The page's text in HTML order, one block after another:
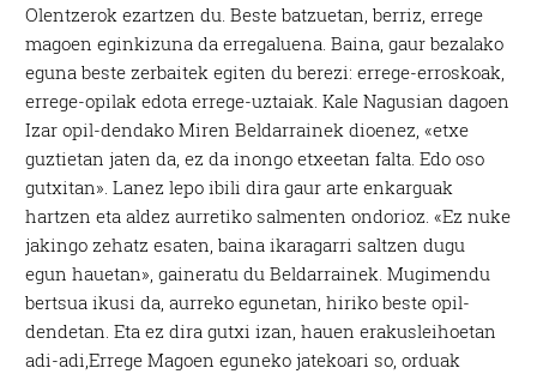
Olentzerok ezartzen du. Beste batzuetan, berriz, errege
magoen eginkizuna da erregaluena. Baina, gaur bezalako
eguna beste zerbaitek egiten du berezi: errege-erroskoak,
errege-opilak edota errege-uztaiak. Kale Nagusian dagoen
Izar opil-dendako Miren Beldarrainek dioenez, «etxe
guztietan jaten da, ez da inongo etxeetan falta. Edo oso
gutxitan». Lanez lepo ibili dira gaur arte enkarguak
hartzen eta aldez aurretiko salmenten ondorioz. «Ez nuke
jakingo zehatz esaten, baina ikaragarri saltzen dugu
egun hauetan», gaineratu du Beldarrainek. Mugimendu
bertsua ikusi da, aurreko egunetan, hiriko beste opil-
dendetan. Eta ez dira gutxi izan, hauen erakusleihoetan
adi-adi,Errege Magoen eguneko jatekoari so, orduak